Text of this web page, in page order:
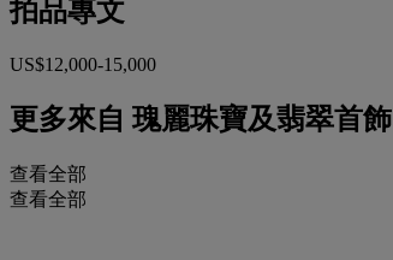
拍品專文
US$12,000-15,000
更多來自 瑰麗珠寶及翡翠首飾
查看全部
查看全部